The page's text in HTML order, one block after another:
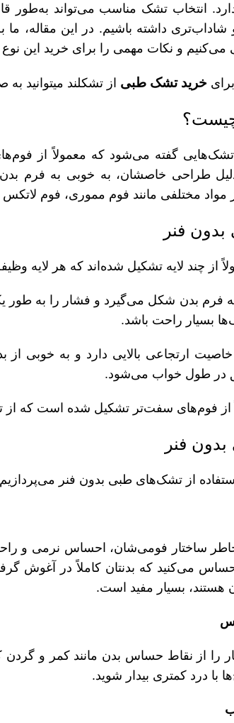
انتخاب تشک مناسب می‌تواند به‌طور
شاداب‌تری داشته باشیم. در این مقاله،
می‌کنیم و نکات مهمی را برای خرید این
خرید تشک طبی از تشکلند میتوانید
گفته می‌شود که معمولاً از
طراحی خاصشان، به خوبی به فرم
مواد مختلفی مانند فوم مموری، فوم
فنر
از چند لایه تشکیل شده‌اند که هر لایه
به فرم بدن شکل می‌گیرد و فشار را به
بسیار راحت باشد.
خاصیت ارتجاعی بالایی دارد و به خوبی
در طول خواب می‌شود.
فنر
از تشک‌های طبی بدون فنر
ساختار فومی‌شان، احساس نرمی و
می‌کنید که بدنتان کاملاً در آغوش
بسیار مفید است.
را از نقاط حساس بدن مانند کمر و
با درد کمتری بیدار شوید.